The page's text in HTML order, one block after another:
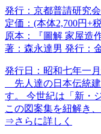
発行：京都普請研究
定価：(本体2,700円+
原本：『圖解 家屋造
著：森永達男 発行：
発行日：昭和七年一
先人達の日本伝統
す。 今世紀は「新・
この図案集を紐解き
⇒さらに詳しく